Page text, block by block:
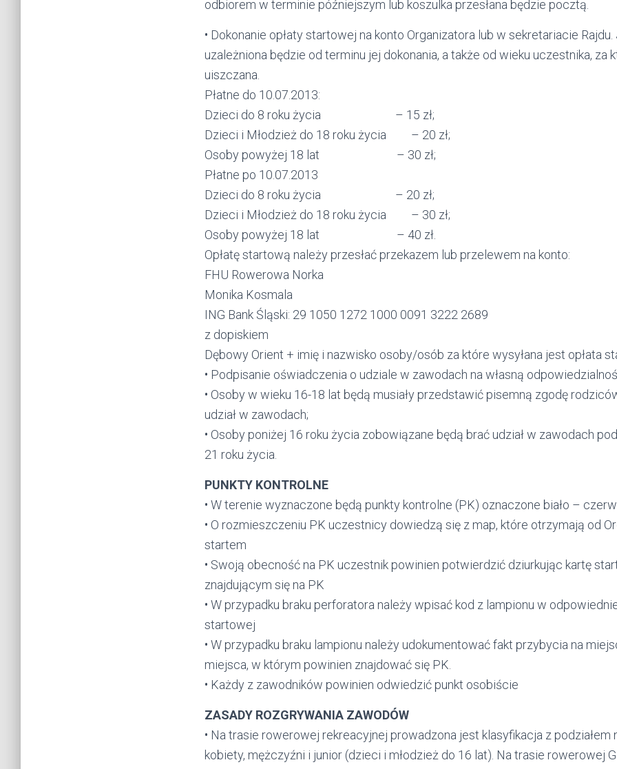
odbiorem w terminie późniejszym lub koszulka przesłana będzie pocztą.
• Dokonanie opłaty startowej na konto Organizatora lub w sekretariacie
uzależniona będzie od terminu jej dokonania, a także od wieku uczestnika, za
uiszczana.
Płatne do 10.07.2013:
Dzieci do 8 roku życia – 15 zł;
Dzieci i Młodzież do 18 roku życia – 20 zł;
Osoby powyżej 18 lat – 30 zł;
Płatne po 10.07.2013
Dzieci do 8 roku życia – 20 zł;
Dzieci i Młodzież do 18 roku życia – 30 zł;
Osoby powyżej 18 lat – 40 zł.
Opłatę startową należy przesłać przekazem lub przelewem na konto:
FHU Rowerowa Norka
Monika Kosmala
ING Bank Śląski: 29 1050 1272 1000 0091 3222 2689
z dopiskiem
Dębowy Orient + imię i nazwisko osoby/osób za które wysyłana jest opłata
• Podpisanie oświadczenia o udziale w zawodach na własną
• Osoby w wieku 16-18 lat będą musiały przedstawić pisemną zgodę
udział w zawodach;
• Osoby poniżej 16 roku życia zobowiązane będą brać udział w zawodach
21 roku życia.
PUNKTY KONTROLNE
• W terenie wyznaczone będą punkty kontrolne (PK) oznaczone biało –
• O rozmieszczeniu PK uczestnicy dowiedzą się z map, które otrzymają od
startem
• Swoją obecność na PK uczestnik powinien potwierdzić dziurkując kartę
znajdującym się na PK
• W przypadku braku perforatora należy wpisać kod z lampionu w
startowej
• W przypadku braku lampionu należy udokumentować fakt przybycia na
miejsca, w którym powinien znajdować się PK.
• Każdy z zawodników powinien odwiedzić punkt osobiście
ZASADY ROZGRYWANIA ZAWODÓW
• Na trasie rowerowej rekreacyjnej prowadzona jest klasyfikacja z podziałem
kobiety, mężczyźni i junior (dzieci i młodzież do 16 lat). Na trasie rowerowej